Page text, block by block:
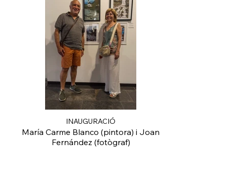
INAUGURACIÓ
María Carme Blanco (pintora) i Joan
Fernández (fotògraf)